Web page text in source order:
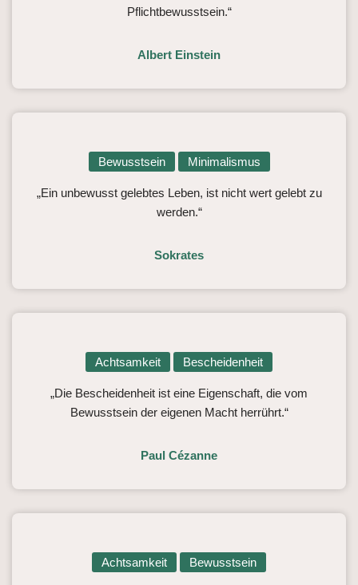
Pflichtbewusstsein.“
Albert Einstein
Bewusstsein Minimalismus
„Ein unbewusst gelebtes Leben, ist nicht wert gelebt zu
werden.“
Sokrates
Achtsamkeit Bescheidenheit
„Die Bescheidenheit ist eine Eigenschaft, die vom
Bewusstsein der eigenen Macht herrührt.“
Paul Cézanne
Achtsamkeit Bewusstsein